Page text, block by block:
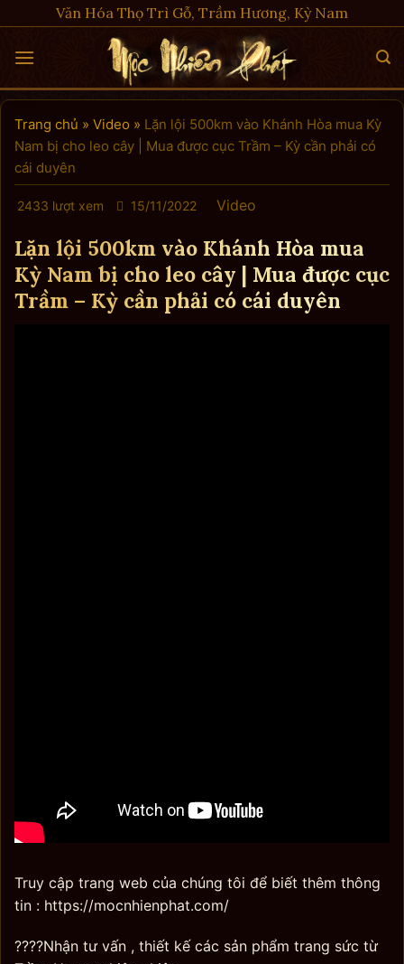
to
content
Văn Hóa Thọ Trì Gỗ, Trầm Hương, Kỳ Nam
Trang chủ » Video » Lặn lội 500km vào Khánh Hòa mua Kỳ
Nam bị cho leo cây | Mua được cục Trầm – Kỳ cần phải có
cái duyên
2433 lượt xem 15/11/2022 Video
Lặn lội 500km vào Khánh Hòa mua
Kỳ Nam bị cho leo cây | Mua được cục
Trầm – Kỳ cần phải có cái duyên
Truy cập trang web của chúng tôi để biết thêm thông
tin : https://mocnhienphat.com/
????Nhận tư vấn , thiết kế các sản phẩm trang sức từ